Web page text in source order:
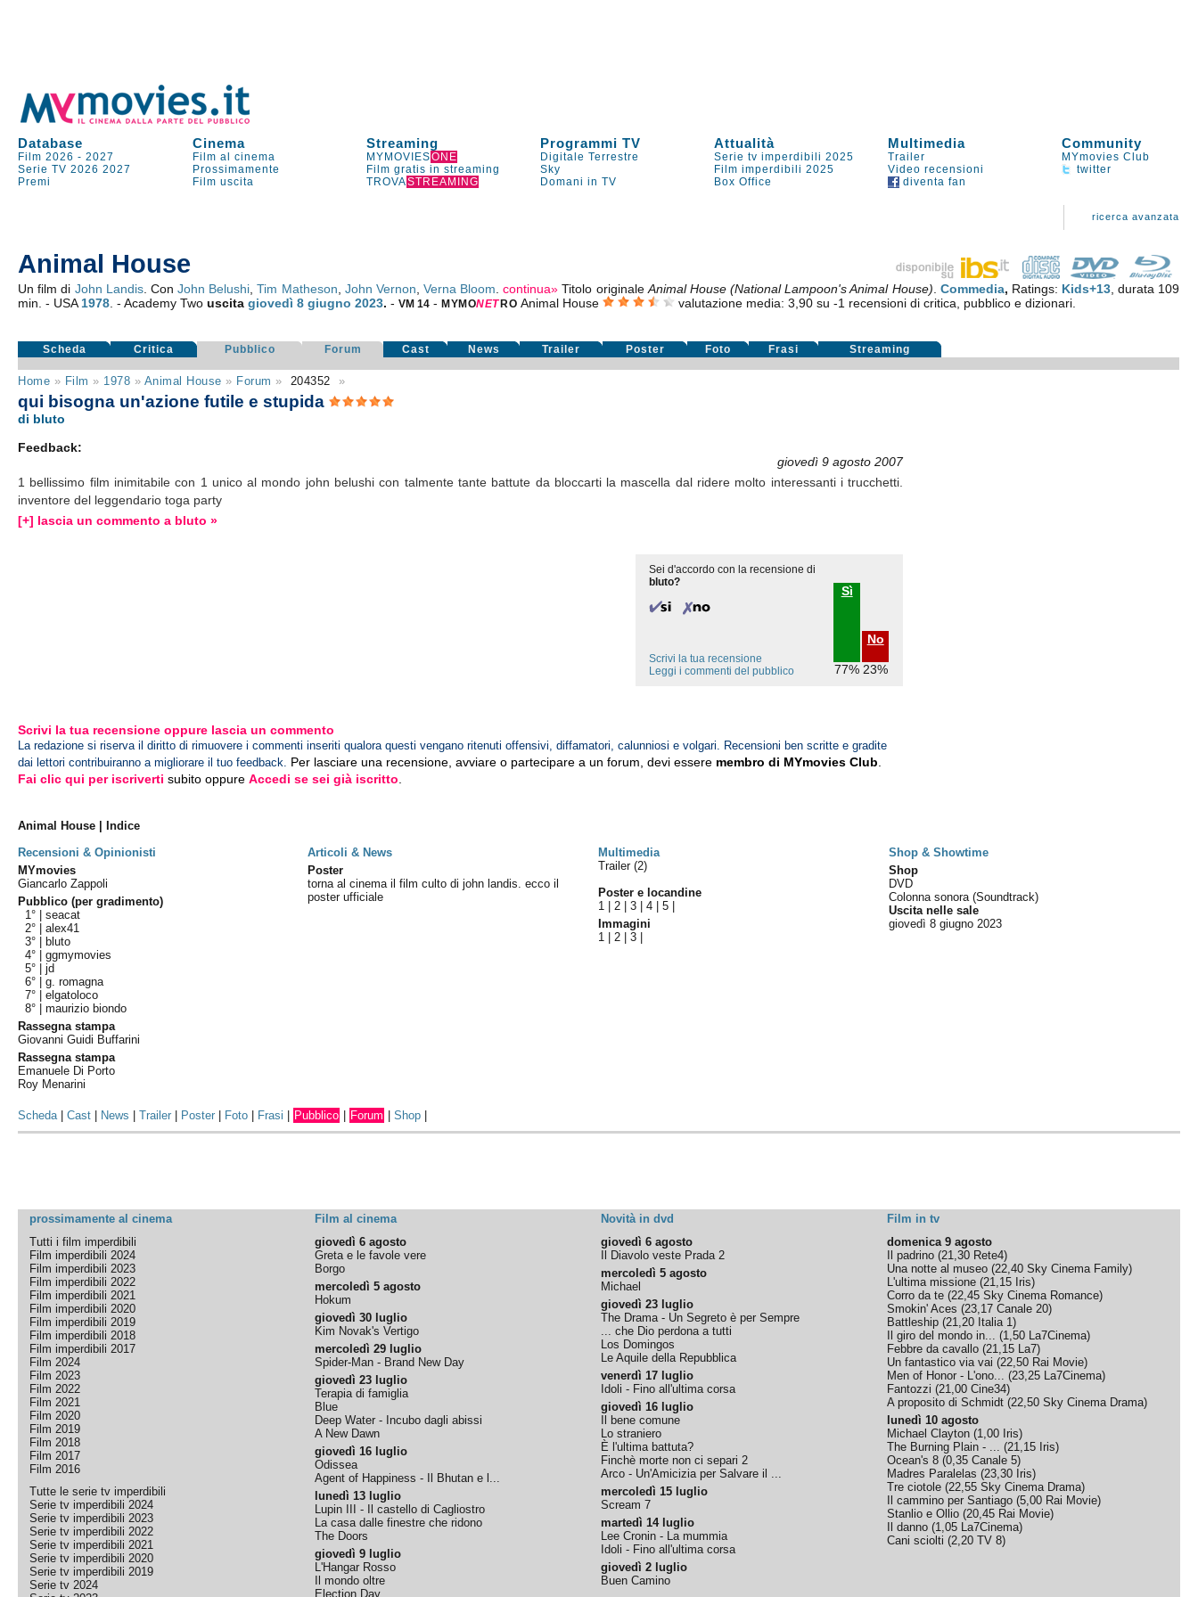
Database Cinema Streaming Programmi TV Attualità Multimedia Community
Film 2026 -2027 Film al cinema MYMOVIESONE Digitale Terrestre Serie tv imperdibili 2025 Trailer
MYmovies Club
Serie TV 2026 2027 Prossimamente Film gratis in streaming Sky Film imperdibili 2025 Video recensioni
twitter
Premi
Film uscita TROVASTREAMING Domani in TV Box Office diventa fan
ricerca avanzata
Animal House
Un film di John Landis. ConJohn Belushi ,Tim Matheson John Vernon Verna Bloom .continua» Titolo originale Animal House (National Lampoon's Animal House) Commedia, Ratings: Kids+13, durata 109
min. - USA 1978 . - Academy Twouscitagiovedì 8 giugno 2023.-VM 14 -MYMONET RO Animal House valutazione media: 3,90 su -1 recensioni di critica, pubblico e dizionari.
Scheda Critica Pubblico Forum Cast News Trailer Poster Foto Frasi Streaming
Home » Film » 1978 » Animal House » Forum » 204352 »
qui bisogna un'azione futile e stupida
di bluto
Feedback:
giovedì 9 agosto 2007
1 bellissimo film inimitabile con 1 unico al mondo john belushi con talmente tante battute da bloccarti la mascella dal ridere molto interessanti i trucchetti.
inventore del leggendario toga party
[+] lascia un commento a bluto »
Sei d'accordo con la recensione di
bluto?
Sì
77%
No
23%
Scrivi la tua recensione
Leggi i commenti del pubblico
Scrivi la tua recensione oppure lascia un commento
La redazione si riserva il diritto di rimuovere i commenti inseriti qualora questi vengano ritenuti offensivi, diffamatori, calunniosi e volgari. Recensioni ben scritte e gradite
dai lettori contribuiranno a migliorare il tuo feedback. Per lasciare una recensione, avviare o partecipare a un forum, devi essere membro di MYmovies Club
Fai clic qui per iscriverti subito oppureAccedi se sei già iscritto
Animal House | Indice
Recensioni & Opinionisti
Articoli & News Multimedia
Shop & Showtime
MYmovies
Giancarlo Zappoli
Pubblico (per gradimento)
1° |seacat
2° |alex41
3° |
bluto
4° |ggmymovies
5° |jd
6° |g. romagna
7° |elgatoloco
8° |maurizio biondo
Rassegna stampa
Giovanni Guidi Buffarini
Rassegna stampa
Emanuele Di Porto
Roy Menarini
Poster
torna al cinema il film culto di john landis. ecco il
poster ufficiale
Trailer (2)
Poster e locandine
1 |2 |3 |4 |5
Immagini
1 |2 |3
Shop
DVD
Colonna sonora (Soundtrack)
Uscita nelle sale
giovedì 8 giugno 2023
Scheda|Cast News |Trailer Poster Foto Frasi Pubblico Forum |Shop
prossimamente al cinema Film al cinema Novità in dvd
Film in tv
Tutti i film imperdibili
Film imperdibili 2024
Film imperdibili 2023
Film imperdibili 2022
Film imperdibili 2021
Film imperdibili 2020
Film imperdibili 2019
Film imperdibili 2018
Film imperdibili 2017
Film 2024
Film 2023
Film 2022
Film 2021
Film 2020
Film 2019
Film 2018
Film 2017
Film 2016
Tutte le serie tv imperdibili
Serie tv imperdibili 2024
Serie tv imperdibili 2023
Serie tv imperdibili 2022
Serie tv imperdibili 2021
Serie tv imperdibili 2020
Serie tv imperdibili 2019
Serie tv 2024
giovedì 6 agosto
Greta e le favole vere
Borgo
mercoledì 5 agosto
Hokum
giovedì 30 luglio
Kim Novak's Vertigo
mercoledì 29 luglio
Spider-Man - Brand New Day
giovedì 23 luglio
Terapia di famiglia
Blue
Deep Water - Incubo dagli abissi
A New Dawn
giovedì 16 luglio
Odissea
Agent of Happiness - Il Bhutan e l...
lunedì 13 luglio
Lupin III - Il castello di Cagliostro
La casa dalle finestre che ridono
The Doors
giovedì 9 luglio
L'Hangar Rosso
Il mondo oltre
Election Day
giovedì 6 agosto
Il Diavolo veste Prada 2
mercoledì 5 agosto
Michael
giovedì 23 luglio
The Drama - Un Segreto è per Sempre
... che Dio perdona a tutti
Los Domingos
Le Aquile della Repubblica
venerdì 17 luglio
Idoli - Fino all'ultima corsa
giovedì 16 luglio
Il bene comune
Lo straniero
È l'ultima battuta?
Finchè morte non ci separi 2
Arco - Un'Amicizia per Salvare il ...
mercoledì 15 luglio
Scream 7
martedì 14 luglio
Lee Cronin - La mummia
Idoli - Fino all'ultima corsa
giovedì 2 luglio
Buen Camino
domenica 9 agosto
Il padrino (21,30 Rete4)
Una notte al museo (22,40 Sky Cinema Family)
L'ultima missione (21,15 Iris)
Corro da te (22,45 Sky Cinema Romance)
Smokin' Aces (23,17 Canale 20)
Battleship (21,20 Italia 1)
Il giro del mondo in... (1,50 La7Cinema)
Febbre da cavallo (21,15 La7)
Un fantastico via vai (22,50 Rai Movie)
Men of Honor - L'ono... (23,25 La7Cinema)
Fantozzi (21,00 Cine34)
A proposito di Schmidt (22,50 Sky Cinema Drama)
lunedì 10 agosto
Michael Clayton (1,00 Iris)
The Burning Plain - ... (21,15 Iris)
Ocean's 8 (0,35 Canale 5)
Madres Paralelas (23,30 Iris)
Tre ciotole (22,55 Sky Cinema Drama)
Il cammino per Santiago (5,00 Rai Movie)
Stanlio e Ollio (20,45 Rai Movie)
Il danno (1,05 La7Cinema)
Cani sciolti (2,20 TV 8)